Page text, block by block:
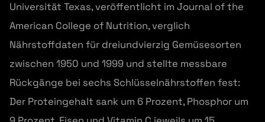
Universität Texas, veröffentlicht im Journal of the
American College of Nutrition, verglich
Nährstoffdaten für dreiundvierzig Gemüsesorten
zwischen 1950 und 1999 und stellte messbare
Rückgänge bei sechs Schlüsselnährstoffen fest:
Der Proteingehalt sank um 6 Prozent, Phosphor um